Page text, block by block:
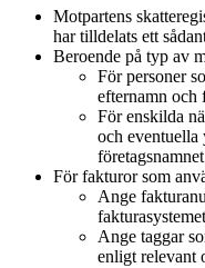
Motpartens
har tilldelats ett
Beroende på typ av
För personer
efternamn och
För enskilda
och eventuella
För fakturor som
Ange
Ange taggar
enligt relevant